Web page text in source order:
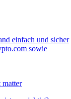
einfach und sicher
sowie